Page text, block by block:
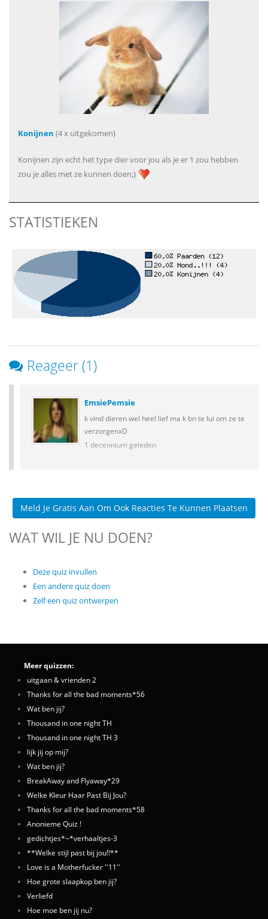
Konijnen (4 x uitgekomen)
Konijnen zijn echt het type dier voor jou als je er 1 zou hebben
zou je alles met ze kunnen doen;)
STATISTIEKEN
Reageer (1)
EmsiePemsie
k vind dieren wel heel lief ma k bn te lui om ze te
verzorgenxD
1 decennium geleden
Meld Je Gratis Aan Om Ook Reacties Te Kunnen Plaatsen
WAT WIL JE NU DOEN?
Deze quiz invullen
Een andere quiz doen
Zelf een quiz ontwerpen
Meer quizzen:
uitgaan & vrienden 2
Thanks for all the bad moments*56
Wat ben jij?
Thousand in one night TH
Thousand in one night TH 3
lijk jij op mij?
Wat ben jij?
BreakAway and Flyaway*29
Welke Kleur Haar Past Bij Jou?
Thanks for all the bad moments*58
Anonieme Quiz !
gedichtjes*~*verhaaltjes-3
**Welke stijl past bij jou!!**
Love is a Motherfucker ''11''
Hoe grote slaapkop ben jij?
Verliefd
Hoe moe ben jij nu?